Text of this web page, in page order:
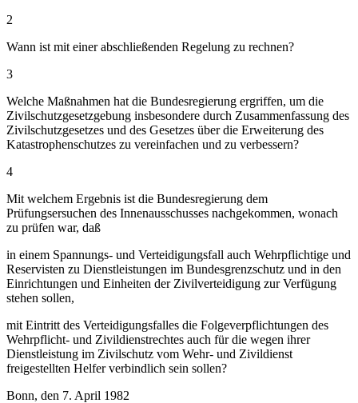
2
Wann ist mit einer abschließenden Regelung zu rechnen?
3
Welche Maßnahmen hat die Bundesregierung ergriffen, um die
Zivilschutzgesetzgebung insbesondere durch Zusammenfassung des
Zivilschutzgesetzes und des Gesetzes über die Erweiterung des
Katastrophenschutzes zu vereinfachen und zu verbessern?
4
Mit welchem Ergebnis ist die Bundesregierung dem
Prüfungsersuchen des Innenausschusses nachgekommen, wonach
zu prüfen war, daß
in einem Spannungs- und Verteidigungsfall auch Wehrpflichtige und
Reservisten zu Dienstleistungen im Bundesgrenzschutz und in den
Einrichtungen und Einheiten der Zivilverteidigung zur Verfügung
stehen sollen,
mit Eintritt des Verteidigungsfalles die Folgeverpflichtungen des
Wehrpflicht- und Zivildienstrechtes auch für die wegen ihrer
Dienstleistung im Zivilschutz vom Wehr- und Zivildienst
freigestellten Helfer verbindlich sein sollen?
Bonn, den 7. April 1982